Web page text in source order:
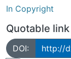
In Copyright
Quotable link
DOI: http://